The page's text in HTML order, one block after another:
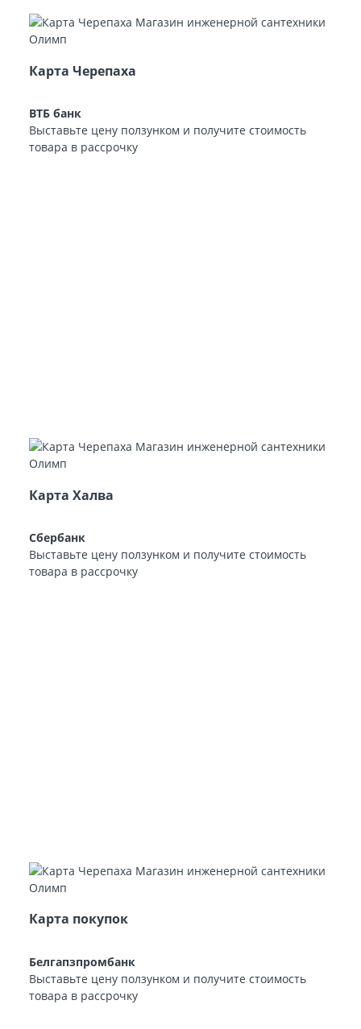
Карта Черепаха
ВТБ банк
Выставьте цену ползунком и получите стоимость
товара в рассрочку
Карта Халва
Сбербанк
Выставьте цену ползунком и получите стоимость
товара в рассрочку
Карта покупок
Белгапзпромбанк
Выставьте цену ползунком и получите стоимость
товара в рассрочку